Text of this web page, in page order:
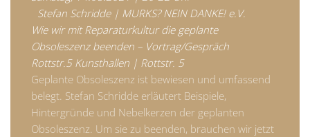
Stefan Schridde | MURKS? NEIN DANKE! e.V.
Wie wir mit Reparaturkultur die geplante
Obsoleszenz beenden – Vortrag/Gespräch
Rottstr.5 Kunsthallen | Rottstr. 5
Geplante Obsoleszenz ist bewiesen und umfassend
belegt. Stefan Schridde erläutert Beispiele,
Hintergründe und Nebelkerzen der geplanten
Obsoleszenz. Um sie zu beenden, brauchen wir jetzt